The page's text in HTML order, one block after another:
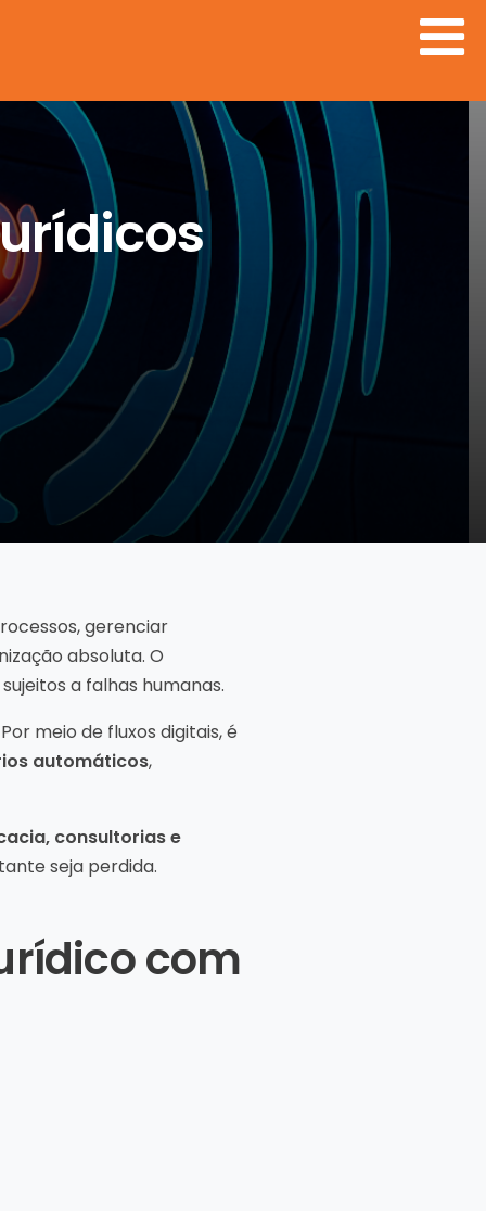
gerenciar
absoluta. O
a falhas humanas.
meio de fluxos digitais, é
automáticos,
consultorias e
seja perdida.
com